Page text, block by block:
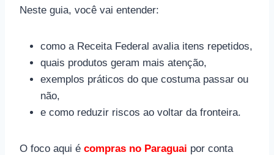
Neste guia, você vai entender:
como a Receita Federal avalia itens repetidos,
quais produtos geram mais atenção,
exemplos práticos do que costuma passar ou
não,
e como reduzir riscos ao voltar da fronteira.
O foco aqui é compras no Paraguai por conta